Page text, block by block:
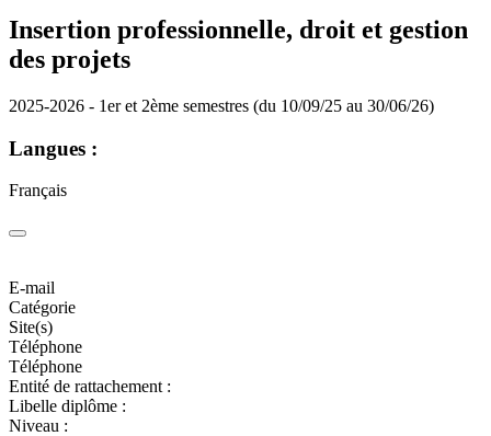
Insertion professionnelle, droit et gestion
des projets
2025-2026 - 1er et 2ème semestres (du 10/09/25 au 30/06/26)
Langues :
Français
E-mail
Catégorie
Site(s)
Téléphone
Téléphone
Entité de rattachement :
Libelle diplôme :
Niveau :